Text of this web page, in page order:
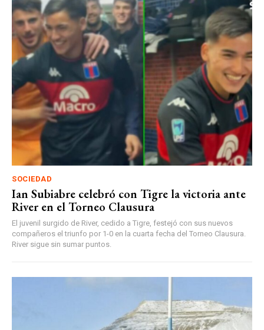
SOCIEDAD
Ian Subiabre celebró con Tigre la victoria ante
River en el Torneo Clausura
El juvenil surgido de River, cedido a Tigre, festejó con sus nuevos
compañeros el triunfo por 1-0 en la cuarta fecha del Torneo Clausura.
River sigue sin sumar puntos.